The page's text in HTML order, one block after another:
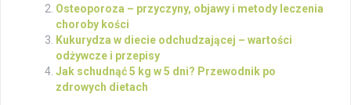
Osteoporoza – przyczyny, objawy i metody leczenia
choroby kości
Kukurydza w diecie odchudzającej – wartości
odżywcze i przepisy
Jak schudnąć 5 kg w 5 dni? Przewodnik po
zdrowych dietach